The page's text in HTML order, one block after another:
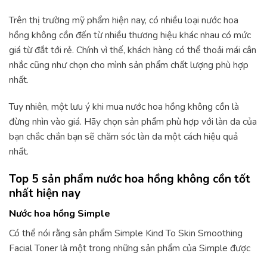
Trên thị trường mỹ phẩm hiện nay, có nhiều loại nước hoa
hồng không cồn đến từ nhiều thương hiệu khác nhau có mức
giá từ đắt tới rẻ. Chính vì thế, khách hàng có thể thoải mái cân
nhắc cũng như chọn cho mình sản phẩm chất lượng phù hợp
nhất.
Tuy nhiên, một lưu ý khi mua nước hoa hồng không cồn là
đừng nhìn vào giá. Hãy chọn sản phẩm phù hợp với làn da của
bạn chắc chắn bạn sẽ chăm sóc làn da một cách hiệu quả
nhất.
Top 5 sản phẩm nước hoa hồng không cồn tốt
nhất hiện nay
Nước hoa hồng Simple
Có thể nói rằng sản phẩm Simple Kind To Skin Smoothing
Facial Toner là một trong những sản phẩm của Simple được